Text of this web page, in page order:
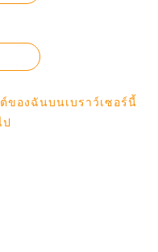
ของฉันบนเบราว์เซอร์นี้